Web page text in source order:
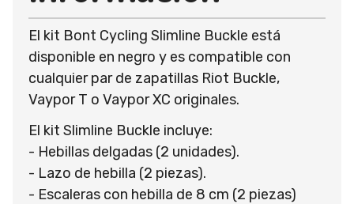
El kit Bont Cycling Slimline Buckle está
disponible en negro y es compatible con
cualquier par de zapatillas Riot Buckle,
Vaypor T o Vaypor XC originales.
El kit Slimline Buckle incluye:
- Hebillas delgadas (2 unidades).
- Lazo de hebilla (2 piezas).
- Escaleras con hebilla de 8 cm (2 piezas)